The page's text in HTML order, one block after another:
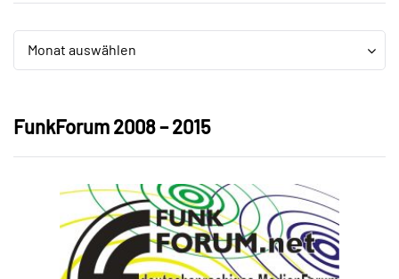
Archiv
Monat auswählen
Archiv
FunkForum 2008 – 2015